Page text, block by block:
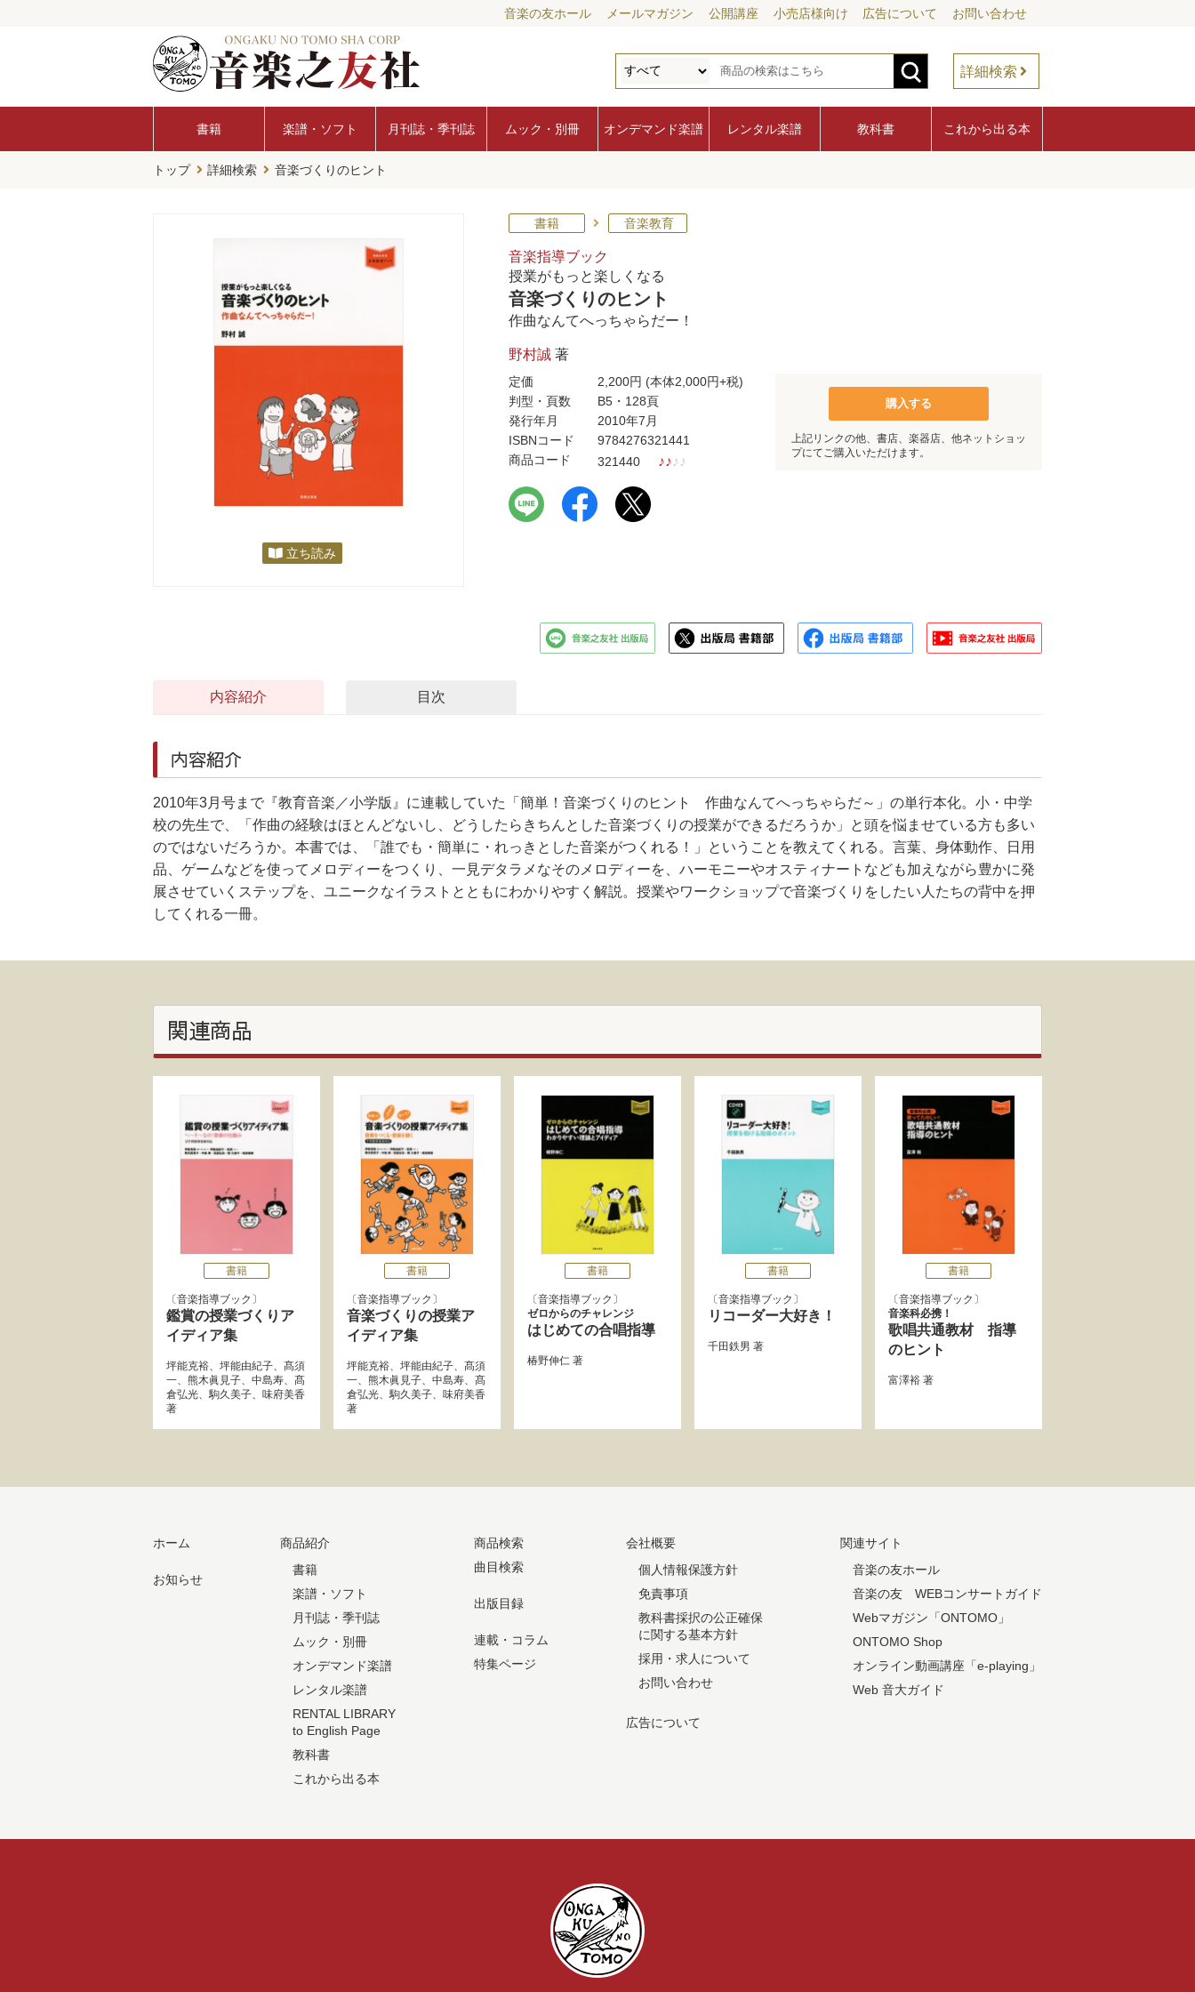
音楽の友ホール メールマガジン 公開講座 小売店様向け 広告について お問い合わせ
詳細検索
書籍 楽譜・ソフト 月刊誌・季刊誌 ムック・別冊 オンデマンド楽譜 レンタル楽譜 教科書 これから出る本
トップ 詳細検索 音楽づくりのヒント
立ち読み
書籍 音楽教育
音楽指導ブック
授業がもっと楽しくなる
音楽づくりのヒント
作曲なんてへっちゃらだー！
野村誠 著
定価 2,200円 (本体2,000円+税)
判型・頁数
B5・128頁
発行年月
2010年7月
ISBNコード
9784276321441
商品コード
321440 ♪♪♪ ♪
購入する
上記リンクの他、書店、楽器店、他ネットショッ
プにてご購入いただけます。
内容紹介 目次
内容紹介
2010年3月号まで『教育音楽／小学版』に連載していた「簡単！音楽づくりのヒント 作曲なんてへっちゃらだ～」の単行本化。小・中学
校の先生で、「作曲の経験はほとんどないし、どうしたらきちんとした音楽づくりの授業ができるだろうか」と頭を悩ませている方も多い
のではないだろうか。本書では、「誰でも・簡単に・れっきとした音楽がつくれる！」ということを教えてくれる。言葉、身体動作、日用
品、ゲームなどを使ってメロディーをつくり、一見デタラメなそのメロディーを、ハーモニーやオスティナートなども加えながら豊かに発
展させていくステップを、ユニークなイラストとともにわかりやすく解説。授業やワークショップで音楽づくりをしたい人たちの背中を押
してくれる一冊。
関連商品
書籍
音楽指導ブック
鑑賞の授業づくりア
イディア集
坪能克裕、 坪能由紀子、 髙須
一、 熊木眞見子、 中島寿、 髙
倉弘光、駒久美子、 味府美香
著
書籍
音楽指導ブック
音楽づくりの授業ア
イディア集
坪能克裕、 坪能由紀子、 髙須
一、 熊木眞見子、 中島寿、 髙
倉弘光、駒久美子、 味府美香
著
書籍
音楽指導ブック
ゼロからのチャレンジ
はじめての合唱指導
椿野伸仁 著
書籍
音楽指導ブック
リコーダー大好き！
千田鉄男 著
書籍
音楽指導ブック
音楽科必携！
歌唱共通教材 指導
のヒント
富澤裕 著
ホーム
お知らせ
商品紹介
書籍
楽譜・ソフト
月刊誌・季刊誌
ムック・別冊
オンデマンド楽譜
レンタル楽譜
RENTAL LIBRARY
to English Page
教科書
これから出る本
商品検索
曲目検索
出版目録
連載・コラム
特集ページ
会社概要
個人情報保護方針
免責事項
教科書採択の公正確保
に関する基本方針
採用・求人について
お問い合わせ
広告について
関連サイト
音楽の友ホール
音楽の友 WEBコンサートガイド
Webマガジン「ONTOMO」
ONTOMO Shop
オンライン動画講座「e-playing」
Web 音大ガイド